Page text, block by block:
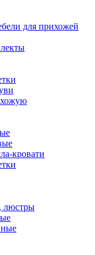
для прихожей
кровати
люстры